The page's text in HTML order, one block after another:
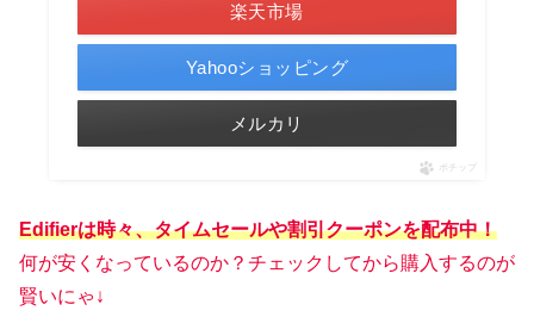
楽天市場
Yahooショッピング
メルカリ
ポチップ
Edifierは時々、タイムセールや割引クーポンを配布中！
何が安くなっているのか？チェックしてから購入するのが
賢いにゃ↓